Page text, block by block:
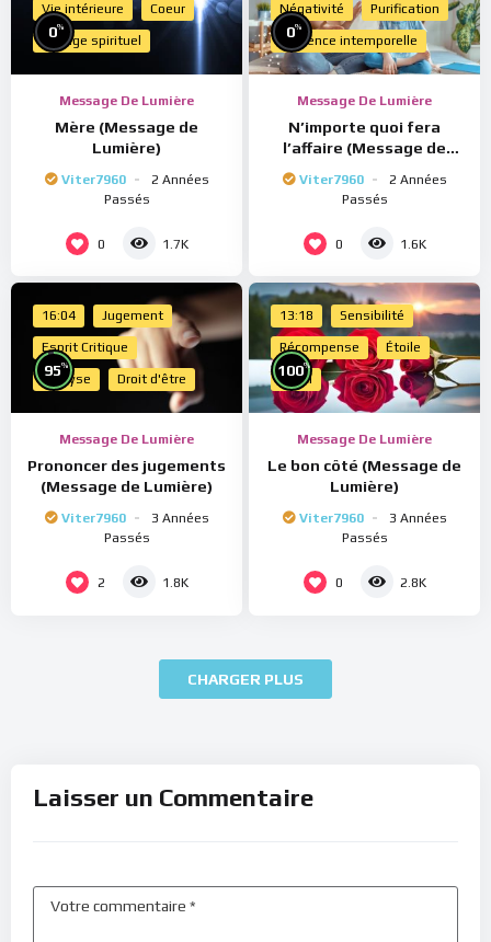
Vie intérieure Coeur
Voyage spirituel
0%
Message De Lumière
Mère (Message de
Lumière)
Viter7960
2 Années
Passés
0 1.7K
Négativité Purification
Présence intemporelle
0%
Message De Lumière
N’importe quoi fera
l’affaire (Message de
Viter7960
2 Années
Passés
0 1.6K
16:04 Jugement
Esprit Critique
Analyse Droit d'être
95%
Message De Lumière
Prononcer des jugements
(Message de Lumière)
Viter7960
3 Années
Passés
2 1.8K
13:18 Sensibilité
Récompense Étoile
Merci
100%
Message De Lumière
Le bon côté (Message de
Lumière)
Viter7960
3 Années
Passés
0 2.8K
CHARGER PLUS
Laisser un Commentaire